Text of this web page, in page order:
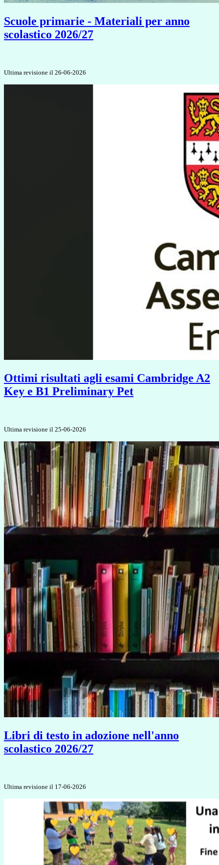
Scuole primarie - Materiali per anno
scolastico 2026/27
Ultima revisione il 26-06-2026
Ottimi risultati agli esami Cambridge A2
Key e B1 Preliminary Pet
Ultima revisione il 25-06-2026
Libri di testo in adozione nell'anno
scolastico 2026/27
Ultima revisione il 17-06-2026